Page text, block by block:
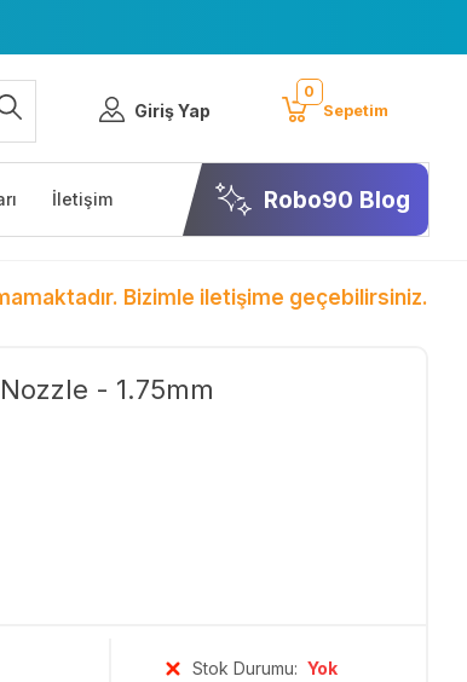
Giriş Yap
0
Sepetim
İletişim Robo90 Blog
Bizimle iletişime geçebilirsiniz.
- 1.75mm
Stok Durumu: Yok